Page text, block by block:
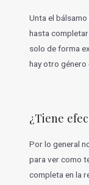
Unta el bálsamo
hasta
solo de forma
hay otro género
¿Tiene
Por lo general
para ver como
completa en la